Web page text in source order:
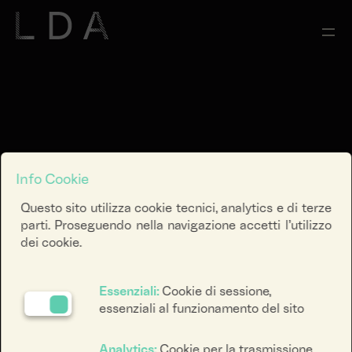
Info Cookie
Questo sito utilizza cookie tecnici, analytics e di terze
parti. Proseguendo nella navigazione accetti l’utilizzo
dei cookie.
Essenziali:Cookie di sessione,
essenziali al funzionamento del sito